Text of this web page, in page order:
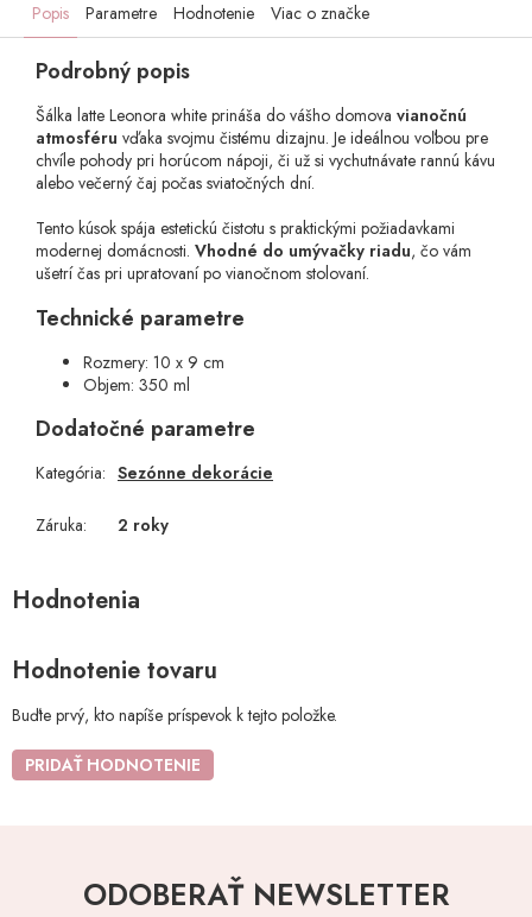
Popis Parametre Hodnotenie Viac o značke
Podrobný popis
Šálka latte Leonora white prináša do vášho domova vianočnú
atmosféru vďaka svojmu čistému dizajnu. Je ideálnou voľbou pre
chvíle pohody pri horúcom nápoji, či už si vychutnávate rannú kávu
alebo večerný čaj počas sviatočných dní.
Tento kúsok spája estetickú čistotu s praktickými požiadavkami
modernej domácnosti. Vhodné do umývačky riadu, čo vám
ušetrí čas pri upratovaní po vianočnom stolovaní.
Technické parametre
Rozmery: 10 x 9 cm
Objem: 350 ml
Dodatočné parametre
Kategória: Sezónne dekorácie
Záruka: 2 roky
Hodnotenie tovaru
Buďte prvý, kto napíše príspevok k tejto položke.
PRIDAŤ HODNOTENIE
ODOBERAŤ NEWSLETTER